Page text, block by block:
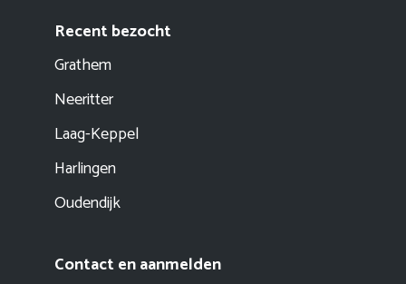
Recent bezocht
Grathem
Neeritter
Laag-Keppel
Harlingen
Oudendijk
Contact en aanmelden